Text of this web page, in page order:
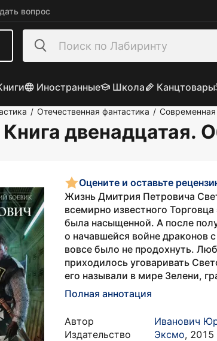
вопрос
Иностранные Школа Канцтовары
/ Отечественная фантастика / Современная
двенадцатая.
Оцените и оставьте
Жизнь Дмитрия Петровича
всемирно известного
была насыщенной. А после
о начавшейся войне драконов
вовсе было не продохнуть.
приходилось уговаривать
его называли в мире Зелени,
Полная аннотация
Автор
Иванович
Издательство
Эксмо, 2015